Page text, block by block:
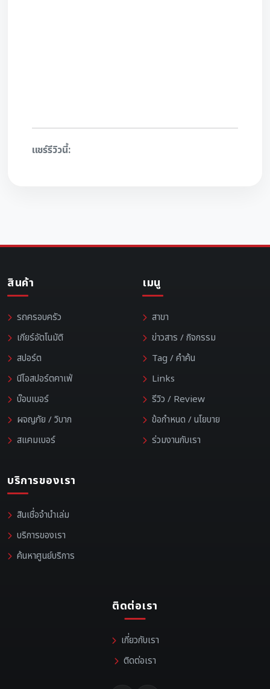
แชร์รีวิวนี้:
สินค้า
รถครอบครัว
เกียร์อัตโนมัติ
สปอร์ต
นีโอสปอร์ตคาเฟ่
บ๊อบเบอร์
ผจญภัย / วิบาก
สแคมเบอร์
เมนู
สาขา
ข่าวสาร / กิจกรรม
Tag / คำค้น
Links
รีวิว / Review
ข้อกำหนด / นโยบาย
ร่วมงานกับเรา
บริการของเรา
สินเชื่อจำนำเล่ม
บริการของเรา
ค้นหาศูนย์บริการ
ติดต่อเรา
เกี่ยวกับเรา
ติดต่อเรา